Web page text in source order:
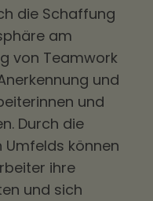
die Schaffung
am
von Teamwork
und
und
Durch die
können
ihre
und sich